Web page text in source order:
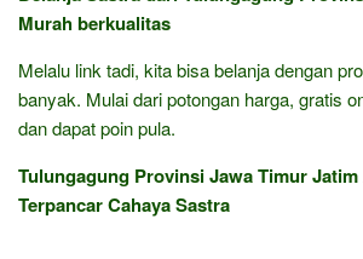
Murah berkualitas
Melalu link tadi, kita bisa belanja dengan
banyak. Mulai dari potongan harga, gratis
dan dapat poin pula.
Tulungagung Provinsi Jawa Timur
Terpancar Cahaya Sastra